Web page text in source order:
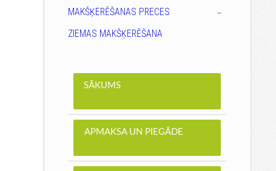
MAKŠĶERĒŠANAS PRECES ›
ZIEMAS MAKŠĶERĒŠANA
SĀKUMS
APMAKSA UN PIEGĀDE